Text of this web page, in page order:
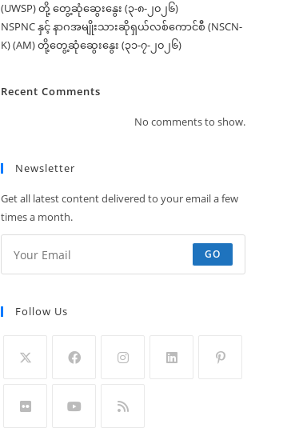
(UWSP) တို့ တွေ့ဆုံဆွေးနွေး (၃-၈-၂၀၂၆)
NSPNC နှင့် နာဂအမျိုးသားဆိုရှယ်လစ်ကောင်စီ (NSCN-
K) (AM) တို့တွေ့ဆုံဆွေးနွေး (၃၁-၇-၂၀၂၆)
Recent Comments
No comments to show.
Newsletter
Get all latest content delivered to your email a few
times a month.
GO
Follow Us